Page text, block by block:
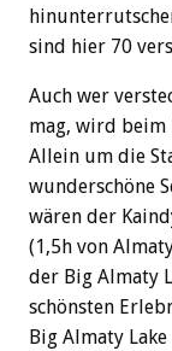
sind hier 70
Auch wer
mag, wird beim
Allein um die
wunderschöne
wären der
(1,5h von
der Big Almaty
schönsten
Big Almaty